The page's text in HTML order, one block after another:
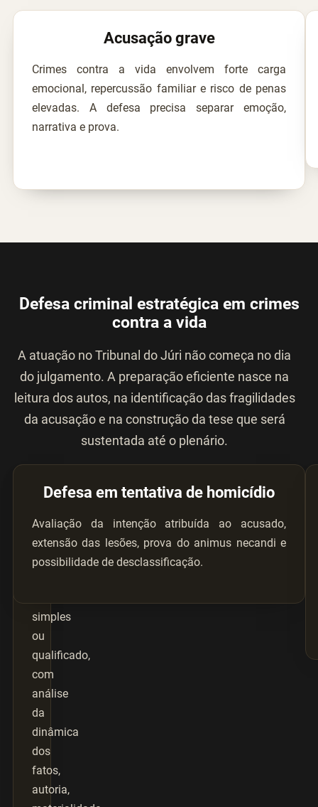
Acusação grave
Crimes contra a vida envolvem forte carga
emocional, repercussão familiar e risco de penas
elevadas. A defesa precisa separar emoção,
narrativa e prova.
Defesa criminal estratégica em crimes
contra a vida
A atuação no Tribunal do Júri não começa no dia
do julgamento. A preparação eficiente nasce na
leitura dos autos, na identificação das fragilidades
da acusação e na construção da tese que será
sustentada até o plenário.
Defesa
homicídio
Atuação
simples
ou
qualificado,
com
análise
da
dinâmica
dos
fatos,
autoria,
Defesa em tentativa de homicídio
Avaliação da intenção atribuída ao acusado,
extensão das lesões, prova do animus necandi e
possibilidade de desclassificação.